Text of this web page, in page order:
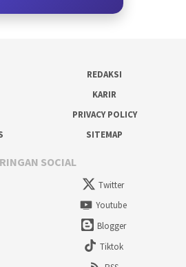
REDAKSI
KARIR
PRIVACY POLICY
SITEMAP
SOCIAL
Twitter
Youtube
Blogger
Tiktok